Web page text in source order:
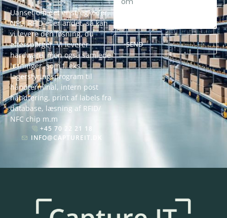
Uanset om det er stregkoder,
NFC, RFID eller andet, så kan
vi levere den løsning, du
efterspørger. Vi leverer
hardware, men også samlede
løsninger, som f. eks.
lagerstyringsprogram til
håndterminal, intern post
håndtering, print af labels fra
database, læsning af RFID/
NFC chip m.m
+45 70 22 21 18
INFO@CAPTUREIT.DK
SEND
Alternative: